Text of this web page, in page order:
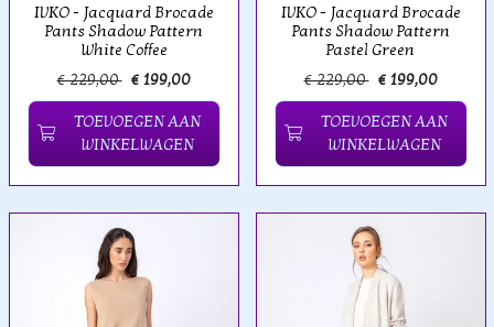
IVKO - Jacquard Brocade
Pants Shadow Pattern
White Coffee
€ 229,00 € 199,00
TOEVOEGEN AAN
WINKELWAGEN
IVKO - Jacquard Brocade
Pants Shadow Pattern
Pastel Green
€ 229,00 € 199,00
TOEVOEGEN AAN
WINKELWAGEN